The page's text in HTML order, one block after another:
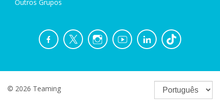
Outros Grupos
© 2026 Teaming